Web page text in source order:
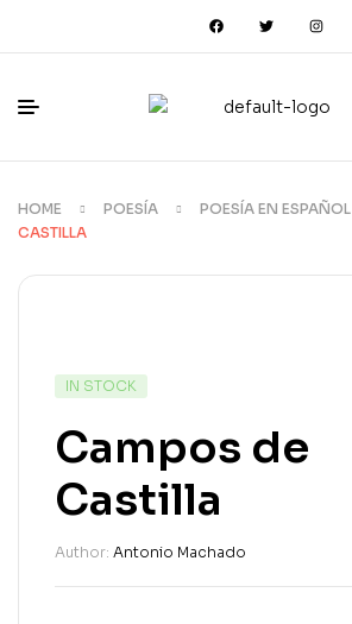
HOME POESÍA POESÍA EN ESPAÑOL
CASTILLA
IN STOCK
Campos de
Castilla
Author: Antonio Machado